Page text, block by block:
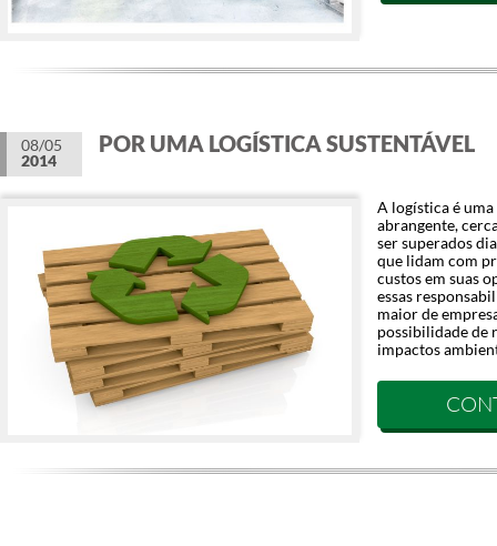
08/05
2014
POR UMA LOGÍSTICA SUSTENTÁVEL
A logística é
abrangente,
ser superados
que lidam com
custos em suas
essas
maior de
possibilidade de
impactos